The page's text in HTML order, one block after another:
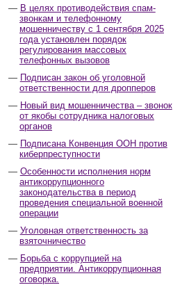
В целях противодействия спам-
звонкам и телефонному
мошенничеству с 1 сентября 2025
года установлен порядок
регулирования массовых
телефонных вызовов
Подписан закон об уголовной
ответственности для дропперов
Новый вид мошенничества – звонок
от якобы сотрудника налоговых
органов
Подписана Конвенция ООН против
киберпреступности
Особенности исполнения норм
антикоррупционного
законодательства в период
проведения специальной военной
операции
Уголовная ответственность за
взяточничество
Борьба с коррупцией на
предприятии. Антикоррупционная
оговорка.